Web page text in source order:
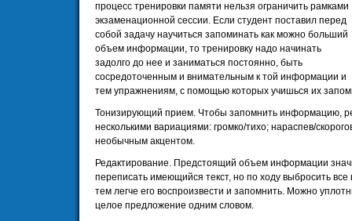
процесс тренировки памяти нельзя ограничить рамками
экзаменационной сессии. Если студент поставил перед
собой задачу научиться запоминать как можно больший
объем информации, то тренировку надо начинать
задолго до нее и заниматься постоянно, быть
сосредоточенным и внимательным к той информации и
тем упражнениям, с помощью которых учишься их
Тонизирующий прием. Чтобы запомнить информацию,
несколькими вариациями: громко/тихо; нараспев/
необычным акцентом.
Редактирование. Предстоящий объем информации
переписать имеющийся текст, но по ходу выбросить
тем легче его воспроизвести и запомнить. Можно
целое предложение одним словом.